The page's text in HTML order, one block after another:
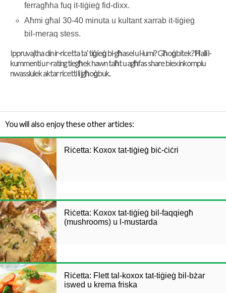
ferragħha fuq it-tiġieġ fid-dixx.
Aħmi għal 30-40 minuta u kultant xarrab it-tiġieġ
bil-meraq stess.
Ippruvajtha din ir-ricetta ta’ tiġieġ bl-għasel u l-lumi? Għoġbitek? Ħalli l-
kummenti u r-rating tiegħek hawn taħt u agħfas share biex inkomplu
nwasslulek aktar ricetti li jgħoġbuk.
You will also enjoy these other articles:
Riċetta: Koxox tat-tiġieġ biċ-ċiċri
Riċetta: Koxox tat-tiġieġ bil-faqqiegħ
(mushrooms) u l-mustarda
Riċetta: Flett tal-koxox tat-tiġieġ bil-bżar
iswed u krema friska